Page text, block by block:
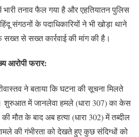
भारी तनाव फैल गया है और एहतियातन पुलिस
संगठनों के पदाधिकारियों ने भी खोड़ा थाने
से सख्त कार्रवाई की मांग की है।
आरोपी फरार:
ने बताया कि घटना की सूचना मिलते
शुरुआत में जानलेवा हमले (धारा 307) का केस
की मौत के बाद अब हत्या (धारा 302) में तब्दील
की गंभीरता को देखते हुए कुछ संदिग्धों को